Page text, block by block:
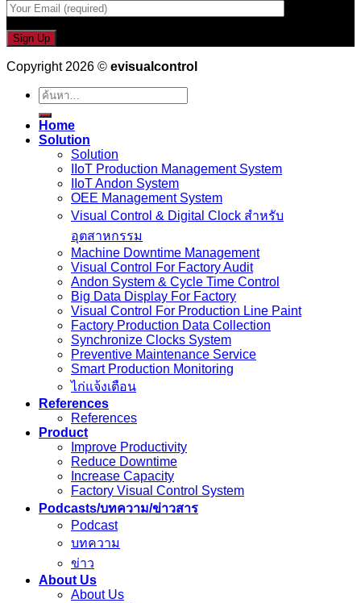
Copyright 2026 © evisualcontrol
ค้นหา:
Home
Solution
Solution
IIoT Production Management System
IIoT Andon System
OEE Management System
Visual Control & Digital Clock สำหรับ
อุตสาหกรรม
Machine Downtime Management
Visual Control For Factory Audit
Andon System & Cycle Time Control
Big Data Display For Factory
Visual Control For Production Line Paint
Factory Production Data Collection
Synchronize Clocks System
Preventive Maintenance Service
Smart Production Monitoring
ไก่แจ้งเตือน
References
References
Product
Improve Productivity
Reduce Downtime
Increase Capacity
Factory Visual Control System
Podcasts/บทความ/ข่าวสาร
Podcast
บทความ
ข่าว
About Us
About Us